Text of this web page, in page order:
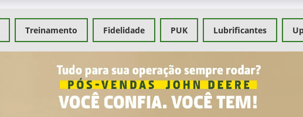
Treinamento Fidelidade PUK Lubrificantes